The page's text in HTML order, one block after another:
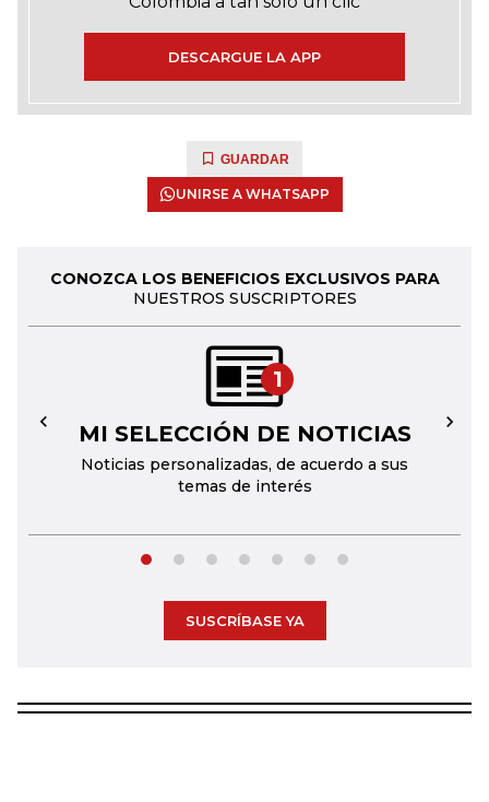
DESCARGUE LA APP
GUARDAR
UNIRSE A WHATSAPP
CONOZCA LOS BENEFICIOS EXCLUSIVOS PARA
NUESTROS SUSCRIPTORES
1
MI SELECCIÓN DE NOTICIAS
Noticias personalizadas, de acuerdo a sus
temas de interés
← →
SUSCRÍBASE YA